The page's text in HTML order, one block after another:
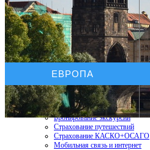
Карты и путеводители
Интерактивная карта
Карты платных дорог
Карта сайта
Услуги On-line
Бронирование отелей
Бронирование автомобиля
Бронирование экскурсий
Страхование путешествий
Страхование КАСКО+ОСАГО
Мобильная связь и интернет
ЕВРОПА